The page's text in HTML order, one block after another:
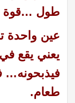
طول
عين واحدة
يعني يقع
فيذبحونه…
طعام.